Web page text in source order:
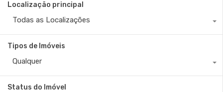
Localização principal
Todas as Localizações
Tipos de Imóveis
Qualquer
Status do Imóvel